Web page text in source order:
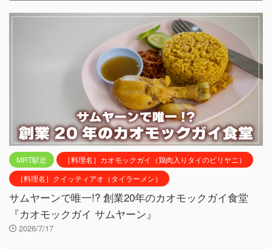
MRT駅近
［料理名］カオモックガイ（鶏肉入りタイのビリヤニ）
［料理名］クイッティアオ（タイラーメン）
サムヤーンで唯一!? 創業20年のカオモックガイ食堂
『カオモックガイ サムヤーン』
2026/7/17